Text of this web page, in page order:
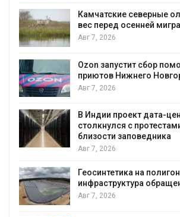
Камчатские северные
вес перед осенней
Авг 7, 2026
Ozon запустит сбор
приютов Нижнего
Авг 7, 2026
В Индии проект дата-
столкнулся с
близости заповедника
Авг 7, 2026
Геосинтетика на
инфраструктура
Авг 7, 2026